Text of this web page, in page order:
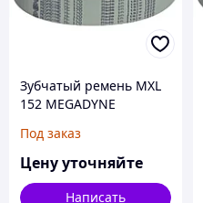
Зубчатый ремень MXL
152 MEGADYNE
Под заказ
Цену уточняйте
Написать